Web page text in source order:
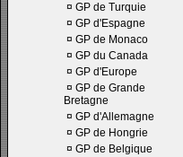
¤ GP de Turquie
¤ GP d'Espagne
¤ GP de Monaco
¤ GP du Canada
¤ GP d'Europe
¤ GP de Grande
Bretagne
¤ GP d'Allemagne
¤ GP de Hongrie
¤ GP de Belgique